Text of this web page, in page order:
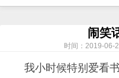
闹笑
时间：2019-06-
我小时候特别爱看